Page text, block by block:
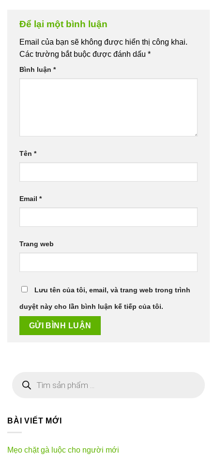
Để lại một bình luận
Email của bạn sẽ không được hiển thị công khai.
Các trường bắt buộc được đánh dấu *
Bình luận *
Tên *
Email *
Trang web
Lưu tên của tôi, email, và trang web trong trình
duyệt này cho lần bình luận kế tiếp của tôi.
kiếm
BÀI VIẾT MỚI
Mẹo chặt gà luộc cho người mới